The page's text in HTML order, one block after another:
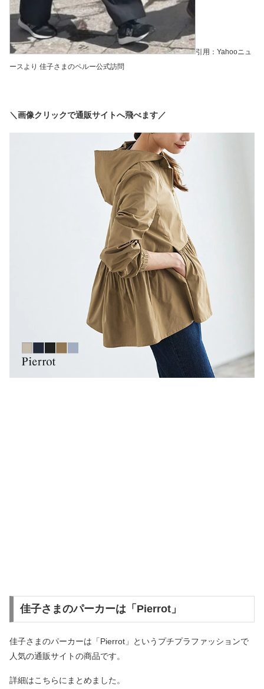
引用：Yahooニュ
ースより 佳子さまのペルー公式訪問
＼画像クリックで通販サイトへ飛べます／
佳子さまのパーカーは「Pierrot」
佳子さまのパーカーは「Pierrot」というプチプラファッションで
人気の通販サイトの商品です。
詳細はこちらにまとめました。